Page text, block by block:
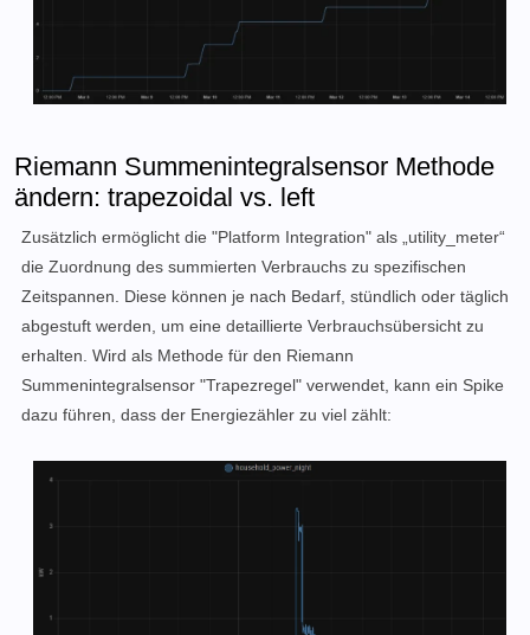
Riemann Summenintegralsensor Methode
ändern: trapezoidal vs. left
Zusätzlich ermöglicht die "Platform Integration" als „utility_meter“
die Zuordnung des summierten Verbrauchs zu spezifischen
Zeitspannen. Diese können je nach Bedarf, stündlich oder täglich
abgestuft werden, um eine detaillierte Verbrauchsübersicht zu
erhalten. Wird als Methode für den Riemann
Summenintegralsensor "Trapezregel" verwendet, kann ein Spike
dazu führen, dass der Energiezähler zu viel zählt: